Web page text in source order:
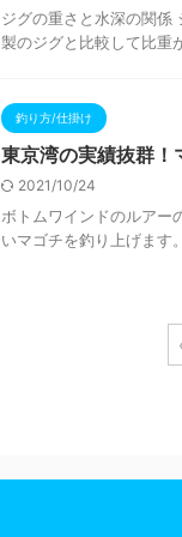
ジグの重さと水深の関係
製のジグと比較して比重
釣り方/仕掛け
東京湾の実績抜群
2021/10/24
ボトムワインドのルアー
いマゴチを釣り上げます